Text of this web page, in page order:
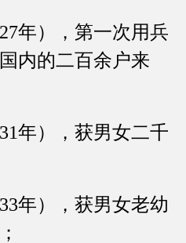
），第一次用兵
内的二百余户来
），获男女二千
），获男女老幼